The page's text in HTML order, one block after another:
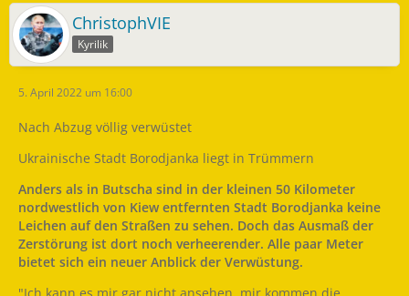
ChristophVIE
Kyrilik
5. April 2022 um 16:00
Nach Abzug völlig verwüstet
Ukrainische Stadt Borodjanka liegt in Trümmern
Anders als in Butscha sind in der kleinen 50 Kilometer
nordwestlich von Kiew entfernten Stadt Borodjanka keine
Leichen auf den Straßen zu sehen. Doch das Ausmaß der
Zerstörung ist dort noch verheerender. Alle paar Meter
bietet sich ein neuer Anblick der Verwüstung.